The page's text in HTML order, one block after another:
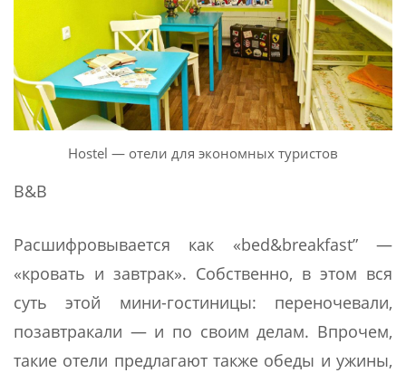
Hostel — отели для экономных туристов
B&B
Расшифровывается как «bed&breakfast” —
«кровать и завтрак». Собственно, в этом вся
суть этой мини-гостиницы: переночевали,
позавтракали — и по своим делам. Впрочем,
такие отели предлагают также обеды и ужины,